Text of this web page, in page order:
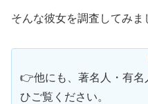
そんな彼女を調査してみま
👉他にも、著名人・有名
ひご覧ください。